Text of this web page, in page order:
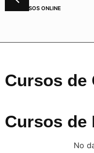
CURSOS ONLINE
Cursos de
Cursos de
No